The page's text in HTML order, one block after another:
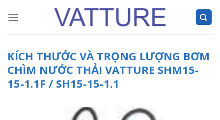
KÍCH THƯỚC VÀ TRỌNG LƯỢNG BƠM
CHÌM NƯỚC THẢI VATTURE SHM15-
15-1.1F / SH15-15-1.1